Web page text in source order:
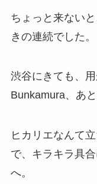
ちょっと来ない
きの連続でした。
渋谷にきても、
Bunkamura、あ
ヒカリエなんて
で、キラキラ具
へ。